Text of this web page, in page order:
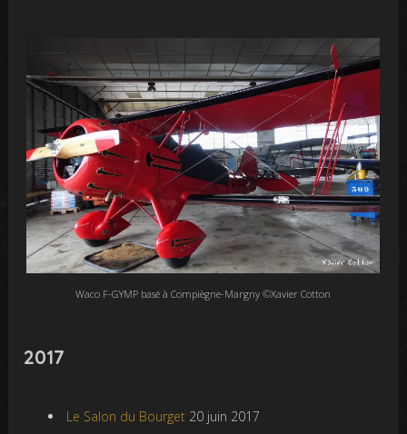
Waco F-GYMP basé à Compiègne-Margny ©Xavier Cotton
2017
Le Salon du Bourget20 juin 2017